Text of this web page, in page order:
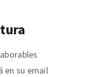
en su email